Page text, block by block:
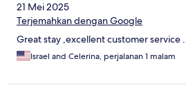
21 Mei 2025
Terjemahkan dengan Google
Great stay ,excellent customer service .
Israel and Celerina, perjalanan 1 malam